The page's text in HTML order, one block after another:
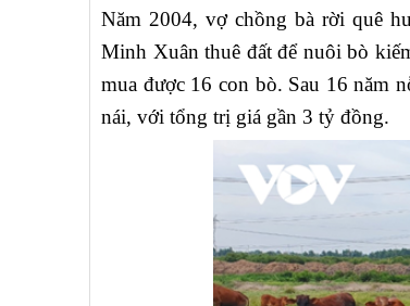
Năm 2004, vợ chồng bà rời quê
Minh Xuân thuê đất để nuôi bò
mua được 16 con bò. Sau 16 năm
nái, với tổng trị giá gần 3 tỷ đồng.